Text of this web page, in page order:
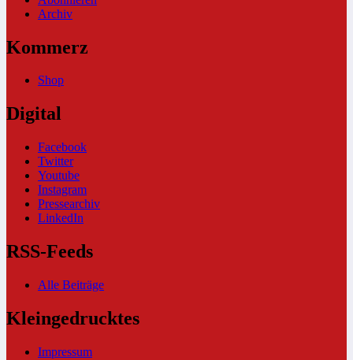
Archiv
Kommerz
Shop
Digital
Facebook
Twitter
Youtube
Instagram
Pressearchiv
LinkedIn
RSS-Feeds
Alle Beiträge
Kleingedrucktes
Impressum